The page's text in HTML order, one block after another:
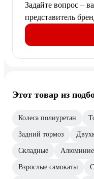
Задайте вопрос –
представитель
Этот товар из
Колеса полиуретан
Задний тормоз
Складные
Взрослые самокаты